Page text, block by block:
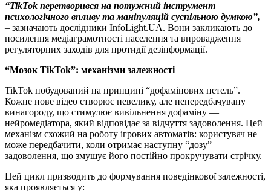
“TikTok перетворився на потужний інструмент
психологічного впливу та маніпуляцій суспільною думкою”,
– зазначають дослідники InfoLight.UA. Вони закликають до
посилення медіаграмотності населення та впровадження
регуляторних заходів для протидії дезінформації.
“Мозок TikTok”: механізми залежності
TikTok побудований на принципі “дофамінових петель”.
Кожне нове відео створює невелику, але непередбачувану
винагороду, що стимулює вивільнення дофаміну —
нейромедіатора, який відповідає за відчуття задоволення. Цей
механізм схожий на роботу ігрових автоматів: користувач не
може передбачити, коли отримає наступну “дозу”
задоволення, що змушує його постійно прокручувати стрічку.
Цей цикл призводить до формування поведінкової залежності,
яка проявляється у: